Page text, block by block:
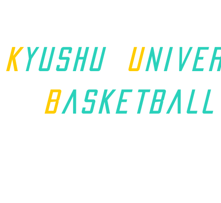
K yushu u
Basket ball